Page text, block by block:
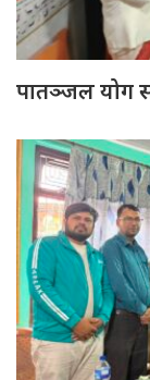
पातञ्जल योग